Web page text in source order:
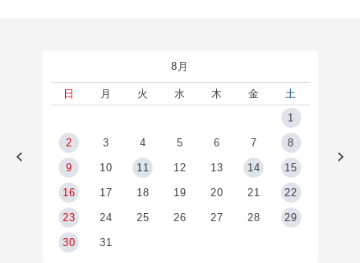
8月
日 月 火 水 木 金
土
1
2 3 4 5 6 7 8
9 10 11 12 13 14 15
16 17 18 19 20 21 22
23 24 25 26 27 28 29
30 31